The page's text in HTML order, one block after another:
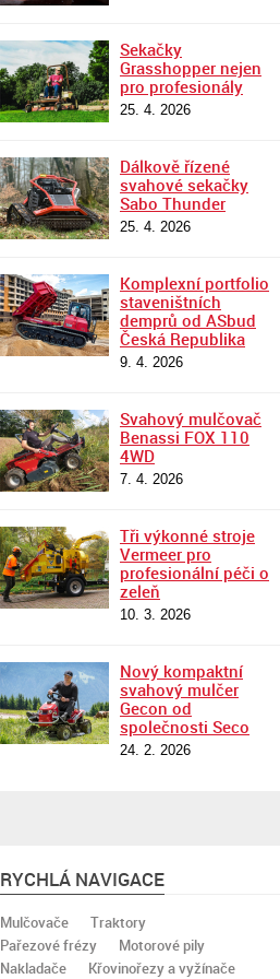
Sekačky
Grasshopper nejen
pro profesionály
25. 4. 2026
Dálkově řízené
svahové sekačky
Sabo Thunder
25. 4. 2026
Komplexní portfolio
staveništních
demprů od ASbud
Česká Republika
9. 4. 2026
Svahový mulčovač
Benassi FOX 110
4WD
7. 4. 2026
Tři výkonné stroje
Vermeer pro
profesionální péči o
zeleň
10. 3. 2026
Nový kompaktní
svahový mulčer
Gecon od
společnosti Seco
24. 2. 2026
RYCHLÁ NAVIGACE
Mulčovače
Traktory
Pařezové frézy
Motorové pily
Nakladače
Křovinořezy a vyžínače